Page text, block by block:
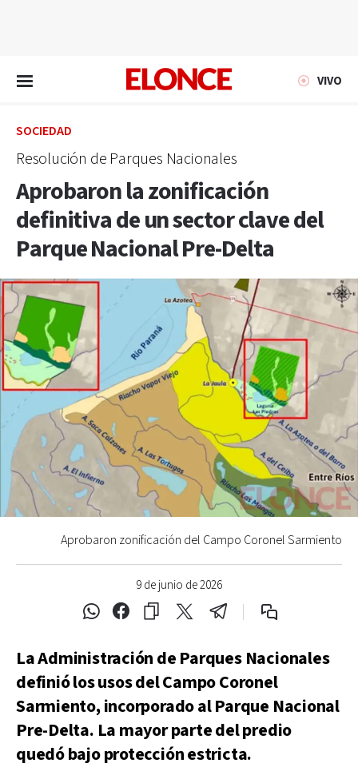
VIVO
SOCIEDAD
Resolución de Parques Nacionales
Aprobaron la zonificación
definitiva de un sector clave del
Parque Nacional Pre-Delta
9 de junio de 2026
Aprobaron zonificación del Campo Coronel Sarmiento
La Administración de Parques Nacionales
definió los usos del Campo Coronel
Sarmiento, incorporado al Parque Nacional
Pre-Delta. La mayor parte del predio
quedó bajo protección estricta.